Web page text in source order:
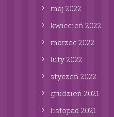
maj 2022
kwiecień 2022
marzec 2022
luty 2022
styczeń 2022
grudzień 2021
listopad 2021